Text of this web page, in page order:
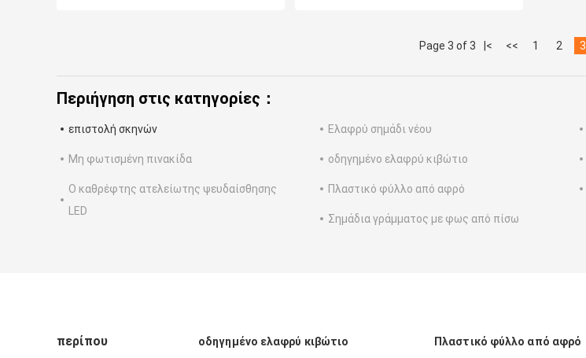
Page 3 of 3 |< << 1 2 3
Περιήγηση στις κατηγορίες：
επιστολή σκηνών Ελαφρύ σημάδι νέου
Μη φωτισμένη πινακίδα οδηγημένο ελαφρύ κιβώτιο
Ο καθρέφτης ατελείωτης ψευδαίσθησης
LED
Πλαστικό φύλλο από αφρό
Σημάδια γράμματος με φως από πίσω
περίπου οδηγημένο ελαφρύ κιβώτιο Πλαστικό φύλλο από αφρό